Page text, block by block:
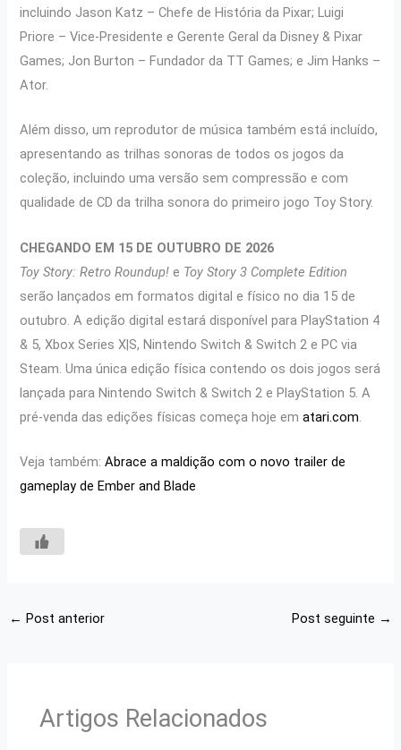
incluindo Jason Katz – Chefe de História da Pixar; Luigi
Priore – Vice-Presidente e Gerente Geral da Disney & Pixar
Games; Jon Burton – Fundador da TT Games; e Jim Hanks –
Ator.
Além disso, um reprodutor de música também está incluído,
apresentando as trilhas sonoras de todos os jogos da
coleção, incluindo uma versão sem compressão e com
qualidade de CD da trilha sonora do primeiro jogo Toy Story.
CHEGANDO EM 15 DE OUTUBRO DE 2026
Toy Story: Retro Roundup!e Toy Story 3 Complete Edition
serão lançados em formatos digital e físico no dia 15 de
outubro. A edição digital estará disponível para PlayStation 4
& 5, Xbox Series X|S, Nintendo Switch & Switch 2 e PC via
Steam. Uma única edição física contendo os dois jogos será
lançada para Nintendo Switch & Switch 2 e PlayStation 5. A
pré-venda das edições físicas começa hoje ematari.com.
Veja também:Abrace a maldição com o novo trailer de
gameplay de Ember and Blade
← Post anterior Post seguinte →
Artigos Relacionados